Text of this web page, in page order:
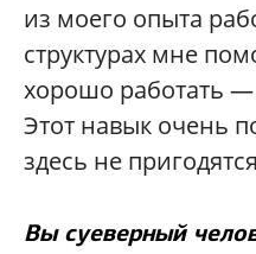
из моего опыта
структурах мне
хорошо работать
Этот навык очень
здесь не
Вы суеверный